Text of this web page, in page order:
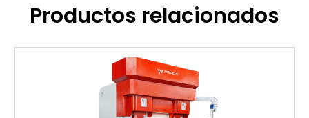
Productos relacionados